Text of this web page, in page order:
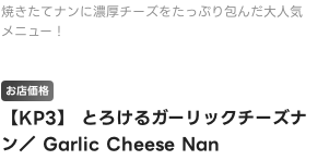
焼きたてナンに濃厚チーズをたっぷり包んだ大人気
メニュー！
【KP3】 とろけるガーリックチーズナ
ン／ Garlic Cheese Nan
お店価格